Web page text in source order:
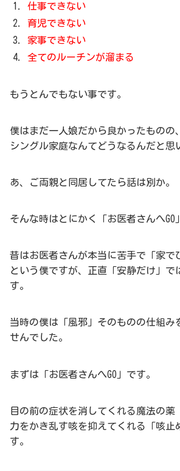
仕事できない
育児できない
家事できない
全てのルーチンが溜まる
もうとんでもない事です。
僕はまだ一人娘だから良かったものの
シングル家庭なんてどうなるんだと思
あ、ご両親と同居してたら話は別か。
そんな時はとにかく「お医者さんへGO
昔はお医者さんが本当に苦手で「家で
という僕ですが、正直「安静だけ」で
す。
当時の僕は「風邪」そのものの仕組み
せんでした。
まずは「お医者さんへGO」です。
目の前の症状を消してくれる魔法の薬
力をかき乱す咳を抑えてくれる「咳止
す。